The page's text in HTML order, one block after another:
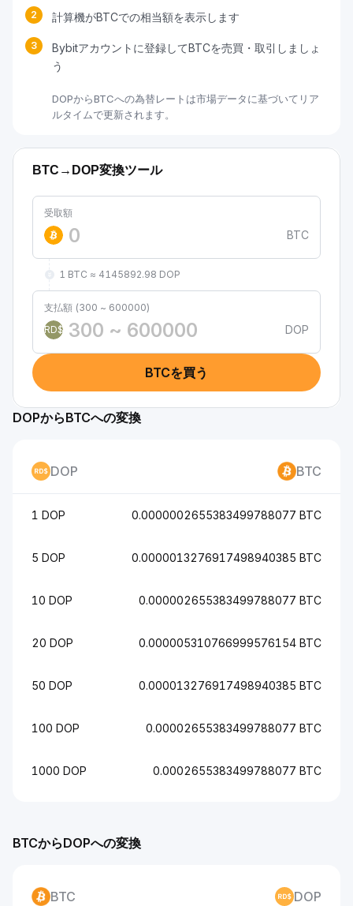
2 計算機がBTCでの相当額を表示します
3
Bybitアカウントに登録してBTCを売買・取引しましょ
う
DOPからBTCへの為替レートは市場データに基づいてリア
ルタイムで更新されます。
BTC→DOP変換ツール
受取額
BTC
1 BTC ≈ 4145892.98 DOP
支払額 (300 ~ 600000)
RD$
DOP
BTCを買う
BTCからDOPへの変換
BTC DOP
DOPからBTCへの変換
DOP BTC
1 DOP 0.0000002655383499788077 BTC
5 DOP 0.0000013276917498940385 BTC
10 DOP 0.000002655383499788077 BTC
20 DOP 0.000005310766999576154 BTC
50 DOP 0.000013276917498940385 BTC
100 DOP 0.00002655383499788077 BTC
1000 DOP 0.0002655383499788077 BTC